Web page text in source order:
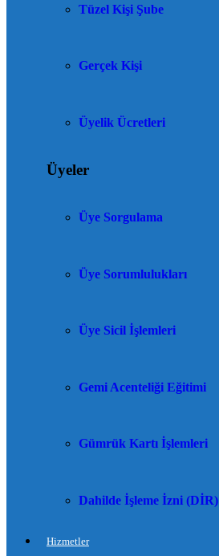
Tüzel Kişi Şube
Gerçek Kişi
Üyelik Ücretleri
Üyeler
Üye Sorgulama
Üye Sorumlulukları
Üye Sicil İşlemleri
Gemi Acenteliği Eğitimi
Gümrük Kartı İşlemleri
Dahilde İşleme İzni (DİR)
Hizmetler